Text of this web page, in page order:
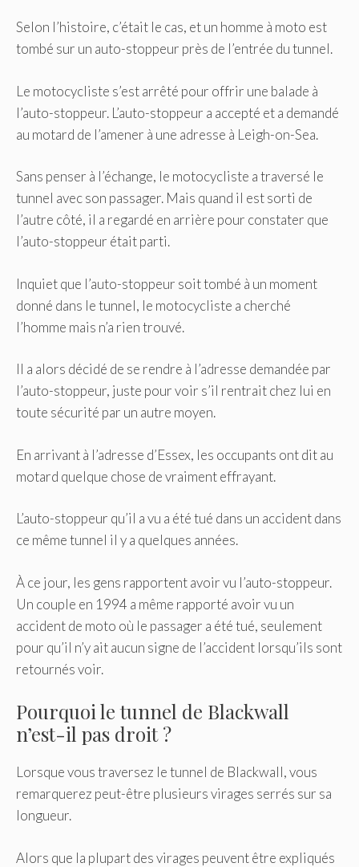
Selon l’histoire, c’était le cas, et un homme à moto est
tombé sur un auto-stoppeur près de l’entrée du tunnel.
Le motocycliste s’est arrêté pour offrir une balade à
l’auto-stoppeur. L’auto-stoppeur a accepté et a demandé
au motard de l’amener à une adresse à Leigh-on-Sea.
Sans penser à l’échange, le motocycliste a traversé le
tunnel avec son passager. Mais quand il est sorti de
l’autre côté, il a regardé en arrière pour constater que
l’auto-stoppeur était parti.
Inquiet que l’auto-stoppeur soit tombé à un moment
donné dans le tunnel, le motocycliste a cherché
l’homme mais n’a rien trouvé.
Il a alors décidé de se rendre à l’adresse demandée par
l’auto-stoppeur, juste pour voir s’il rentrait chez lui en
toute sécurité par un autre moyen.
En arrivant à l’adresse d’Essex, les occupants ont dit au
motard quelque chose de vraiment effrayant.
L’auto-stoppeur qu’il a vu a été tué dans un accident dans
ce même tunnel il y a quelques années.
À ce jour, les gens rapportent avoir vu l’auto-stoppeur.
Un couple en 1994 a même rapporté avoir vu un
accident de moto où le passager a été tué, seulement
pour qu’il n’y ait aucun signe de l’accident lorsqu’ils sont
retournés voir.
Pourquoi le tunnel de Blackwall
n’est-il pas droit ?
Lorsque vous traversez le tunnel de Blackwall, vous
remarquerez peut-être plusieurs virages serrés sur sa
longueur.
Alors que la plupart des virages peuvent être expliqués